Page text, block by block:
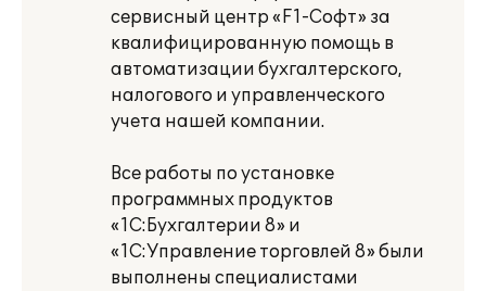
сервисный центр «F1-Софт» за
квалифицированную помощь в
автоматизации бухгалтерского,
налогового и управленческого
учета нашей компании.
Все работы по установке
программных продуктов
«1С:Бухгалтерии 8» и
«1С:Управление торговлей 8» были
выполнены специалистами